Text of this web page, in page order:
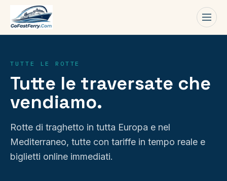
TUTTE LE ROTTE
Tutte le traversate che
vendiamo.
Rotte di traghetto in tutta Europa e nel
Mediterraneo, tutte con tariffe in tempo reale e
biglietti online immediati.